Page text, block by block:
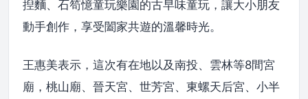
揑麵、石笱憶童玩樂園的古早味童玩，讓大小朋友
動手創作，享受闔家共遊的溫馨時光。
王惠美表示，這次有在地以及南投、雲林等8間宮
廟，桃山廟、晉天宮、世芳宮、東螺天后宮、小半